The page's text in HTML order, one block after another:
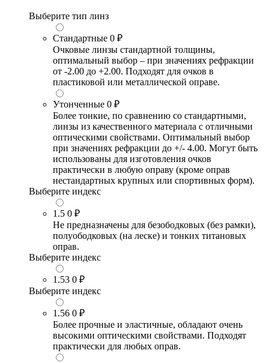
Выберите тип линз
Стандартные 0 ₽
Очковые линзы стандартной толщины,
оптимальный выбор – при значениях рефракции
от -2.00 до +2.00. Подходят для очков в
пластиковой или металлической оправе.
Утонченные 0 ₽
Более тонкие, по сравнению со стандартными,
линзы из качественного материала с отличными
оптическими свойствами. Оптимальный выбор
при значениях рефракции до +/- 4.00. Могут быть
использованы для изготовления очков
практически в любую оправу (кроме оправ
нестандартных крупных или спортивных форм).
Выберите индекс
1.5 0 ₽
Не предназначены для безободковых (без рамки),
полуободковых (на леске) и тонких титановых
оправ.
Выберите индекс
1.53 0 ₽
Выберите индекс
1.56 0 ₽
Более прочные и эластичные, обладают очень
высокими оптическими свойствами. Подходят
практически для любых оправ.